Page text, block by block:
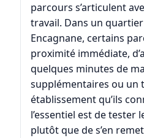
parcours s’articulent
travail. Dans un
Encagnane, certains
proximité immédiate,
quelques minutes de
supplémentaires ou un
établissement qu’ils
l’essentiel est de tester
plutôt que de s’en